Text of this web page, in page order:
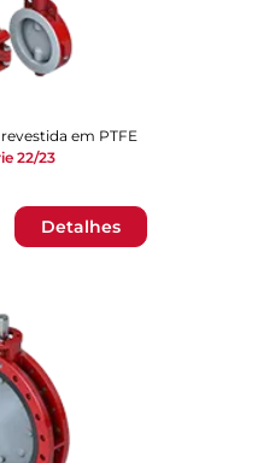
Detalhes
em PTFE
22/23